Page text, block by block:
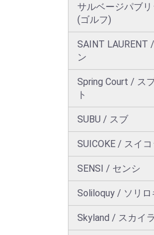
サルベージパブ
(ゴルフ)
SAINT LAURENT
ン
Spring Court / ス
ト
SUBU / スブ
SUICOKE / スイコ
SENSI / センシ
Soliloquy / ソリロ
Skyland / スカイ